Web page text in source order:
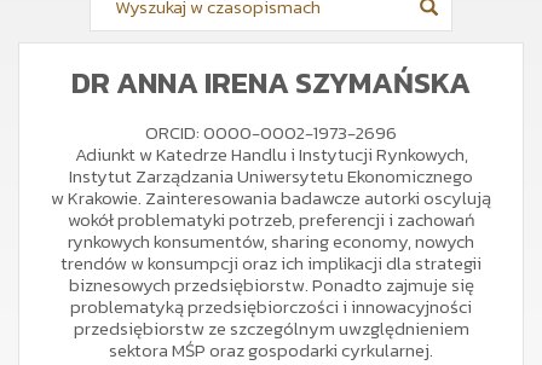
DR ANNA IRENA SZYMAŃSKA
ORCID: 0000-0002-1973-2696
Adiunkt w Katedrze Handlu i Instytucji Rynkowych,
Instytut Zarządzania Uniwersytetu Ekonomicznego
w Krakowie. Zainteresowania badawcze autorki oscylują
wokół problematyki potrzeb, preferencji i zachowań
rynkowych konsumentów, sharing economy, nowych
trendów w konsumpcji oraz ich implikacji dla strategii
biznesowych przedsiębiorstw. Ponadto zajmuje się
problematyką przedsiębiorczości i innowacyjności
przedsiębiorstw ze szczególnym uwzględnieniem
sektora MŚP oraz gospodarki cyrkularnej.